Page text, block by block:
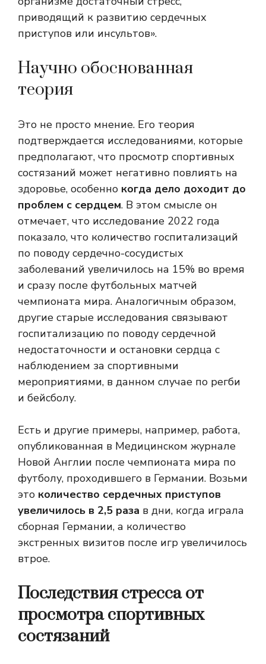
приводящий к развитию сердечных
приступов или инсультов».
Научно обоснованная
теория
Это не просто мнение. Его теория
подтверждается исследованиями, которые
предполагают, что просмотр спортивных
состязаний может негативно повлиять на
здоровье, особенно когда дело доходит до
проблем с сердцем. В этом смысле он
отмечает, что исследование 2022 года
показало, что количество госпитализаций
по поводу сердечно-сосудистых
заболеваний увеличилось на 15% во время
и сразу после футбольных матчей
чемпионата мира. Аналогичным образом,
другие старые исследования связывают
госпитализацию по поводу сердечной
недостаточности и остановки сердца с
наблюдением за спортивными
мероприятиями, в данном случае по регби
и бейсболу.
Есть и другие примеры, например, работа,
опубликованная в Медицинском журнале
Новой Англии после чемпионата мира по
футболу, проходившего в Германии. Возьми
это количество сердечных приступов
увеличилось в 2,5 раза в дни, когда играла
сборная Германии, а количество
экстренных визитов после игр увеличилось
втрое.
Последствия стресса от
просмотра спортивных
состязаний